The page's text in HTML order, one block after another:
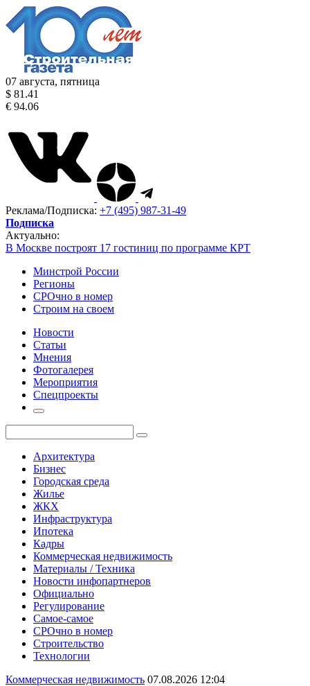
07 августа, пятница
$ 81.41
€ 94.06
Реклама/Подписка: +7 (495) 987-31-49
Подписка
Актуально:
В Москве построят 17 гостиниц по программе КРТ
Минстрой России
Регионы
СРОчно в номер
Строим на своем
Новости
Статьи
Мнения
Фотогалерея
Мероприятия
Спецпроекты
Архитектура
Бизнес
Городская среда
Жилье
ЖКХ
Инфраструктура
Ипотека
Кадры
Коммерческая недвижимость
Материалы / Техника
Новости инфопартнеров
Официально
Регулирование
Самое-самое
СРОчно в номер
Строительство
Технологии
Коммерческая недвижимость 07.08.2026 12:04